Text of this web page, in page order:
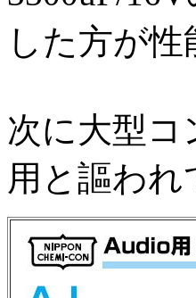
した方が
次に大型
用と謳わ